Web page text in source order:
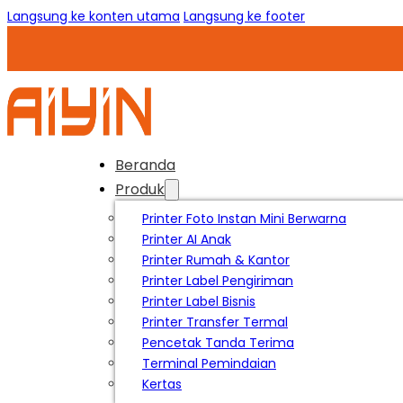
Langsung ke konten utama Langsung ke footer
Beranda
Produk
Printer Foto Instan Mini Berwarna
Printer AI Anak
Printer Rumah & Kantor
Printer Label Pengiriman
Printer Label Bisnis
Printer Transfer Termal
Pencetak Tanda Terima
Terminal Pemindaian
Kertas